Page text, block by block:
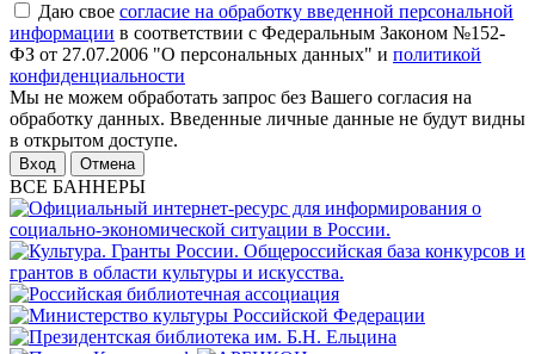
Даю свое согласие на обработку введенной персональной
информации в соответствии с Федеральным Законом №152-
ФЗ от 27.07.2006 "О персональных данных" и политикой
конфиденциальности
Мы не можем обработать запрос без Вашего согласия на
обработку данных. Введенные личные данные не будут видны
в открытом доступе.
Отмена
ВСЕ БАННЕРЫ